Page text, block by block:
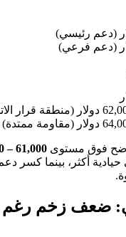
فوق مستوى 61,000 – 62,000 دولار
ضعف زخم